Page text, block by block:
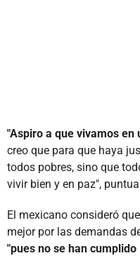
"Aspiro a que vivamos
creo que para que haya
todos pobres, sino que
vivir bien y en paz",
El mexicano consideró
mejor por las demandas
"pues no se han